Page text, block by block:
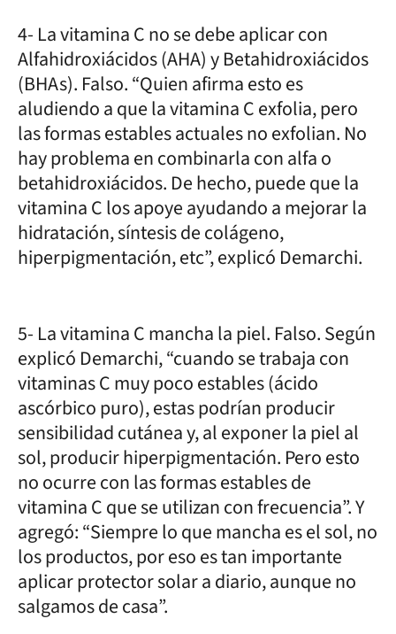
4- La vitamina C no se debe aplicar con
Alfahidroxiácidos (AHA) y Betahidroxiácidos
(BHAs). Falso. “Quien afirma esto es
aludiendo a que la vitamina C exfolia, pero
las formas estables actuales no exfolian. No
hay problema en combinarla con alfa o
betahidroxiácidos. De hecho, puede que la
vitamina C los apoye ayudando a mejorar la
hidratación, síntesis de colágeno,
hiperpigmentación, etc”, explicó Demarchi.
5- La vitamina C mancha la piel. Falso. Según
explicó Demarchi, “cuando se trabaja con
vitaminas C muy poco estables (ácido
ascórbico puro), estas podrían producir
sensibilidad cutánea y, al exponer la piel al
sol, producir hiperpigmentación. Pero esto
no ocurre con las formas estables de
vitamina C que se utilizan con frecuencia”. Y
agregó: “Siempre lo que mancha es el sol, no
los productos, por eso es tan importante
aplicar protector solar a diario, aunque no
salgamos de casa”.